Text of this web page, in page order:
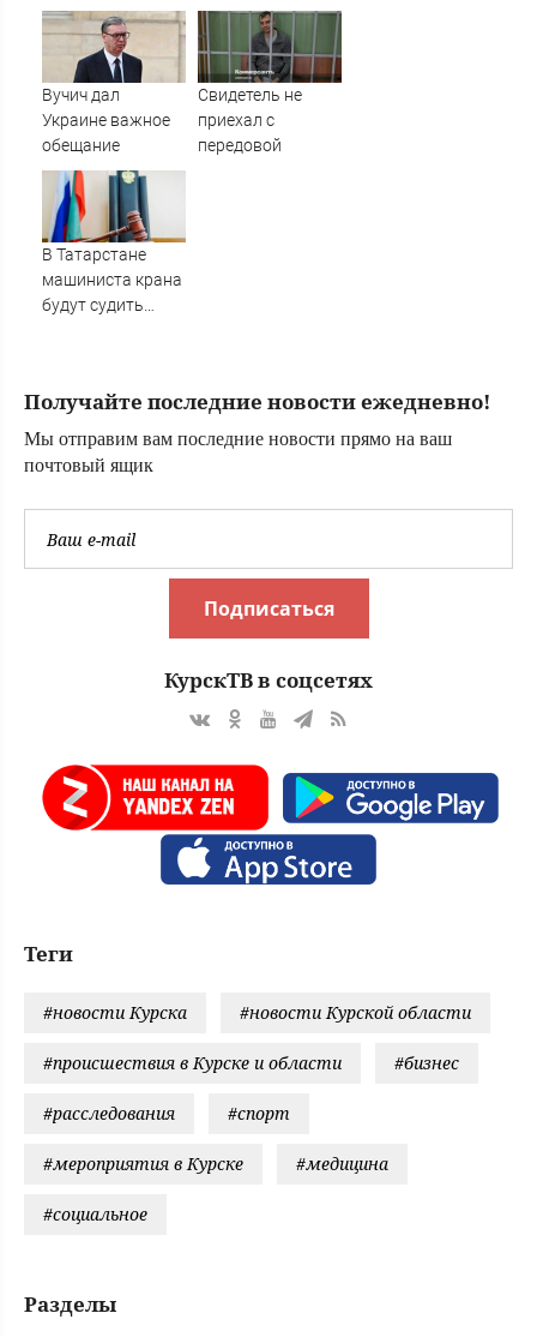
масштаб кризиса
в НАТО
отбиваются от
угроз, сборы
далеки от
рекордных
Вучич дал
Украине важное
обещание
Свидетель не
приехал с
передовой
В Татарстане
машиниста крана
будут судить
09/08/2026 –
Получайте последние новости ежедневно!
Мы отправим вам последние новости прямо на ваш
почтовый ящик
Подписаться
КурскТВ в соцсетях
Теги
#новости Курска #новости Курской области
#происшествия в Курске и области #бизнес
#расследования #спорт
#мероприятия в Курске #медицина
#социальное
Разделы